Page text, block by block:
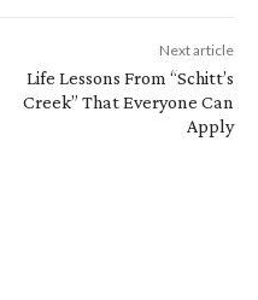
Next article
Life Lessons From “Schitt’s
Creek” That Everyone Can
Apply